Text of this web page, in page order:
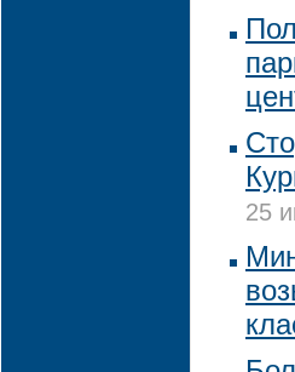
25